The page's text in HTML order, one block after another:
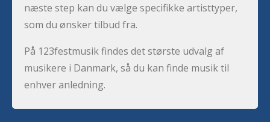
næste step kan du vælge specifikke artisttyper,
som du ønsker tilbud fra.
På 123festmusik findes det største udvalg af
musikere i Danmark, så du kan finde musik til
enhver anledning.